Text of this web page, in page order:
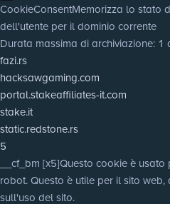
CookieConsentMemorizza lo stato
dell'utente per il dominio corrente
Durata massima di archiviazione: 1
fazi.rs
hacksawgaming.com
portal.stakeaffiliates-it.com
stake.it
static.redstone.rs
5
__cf_bm [x5]Questo cookie è usato
robot. Questo è utile per il sito
sull'uso del sito.